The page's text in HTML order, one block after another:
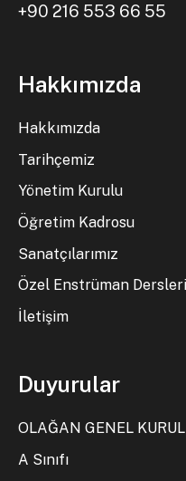
+90 216 553 66 55
Hakkımızda
Hakkımızda
Tarihçemiz
Yönetim Kurulu
Öğretim Kadrosu
Sanatçılarımız
Özel Enstrüman Dersleri
İletişim
Duyurular
OLAĞAN GENEL KURUL
A Sınıfı